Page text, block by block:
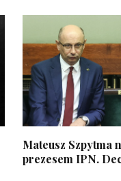
Mateusz Szpytma
prezesem IPN.